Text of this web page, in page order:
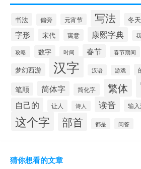
书法 偏旁 元宵节 写法 冬天
字形 宋代 寓意 康熙字典
攻略 数字 时间 春节 春节期间
梦幻西游 汉字 汉语 游戏
笔顺 简体字 简化字 繁体
自己的 让人 诗人 读音 输
这个字 部首 都是 问答
猜你想看的文章